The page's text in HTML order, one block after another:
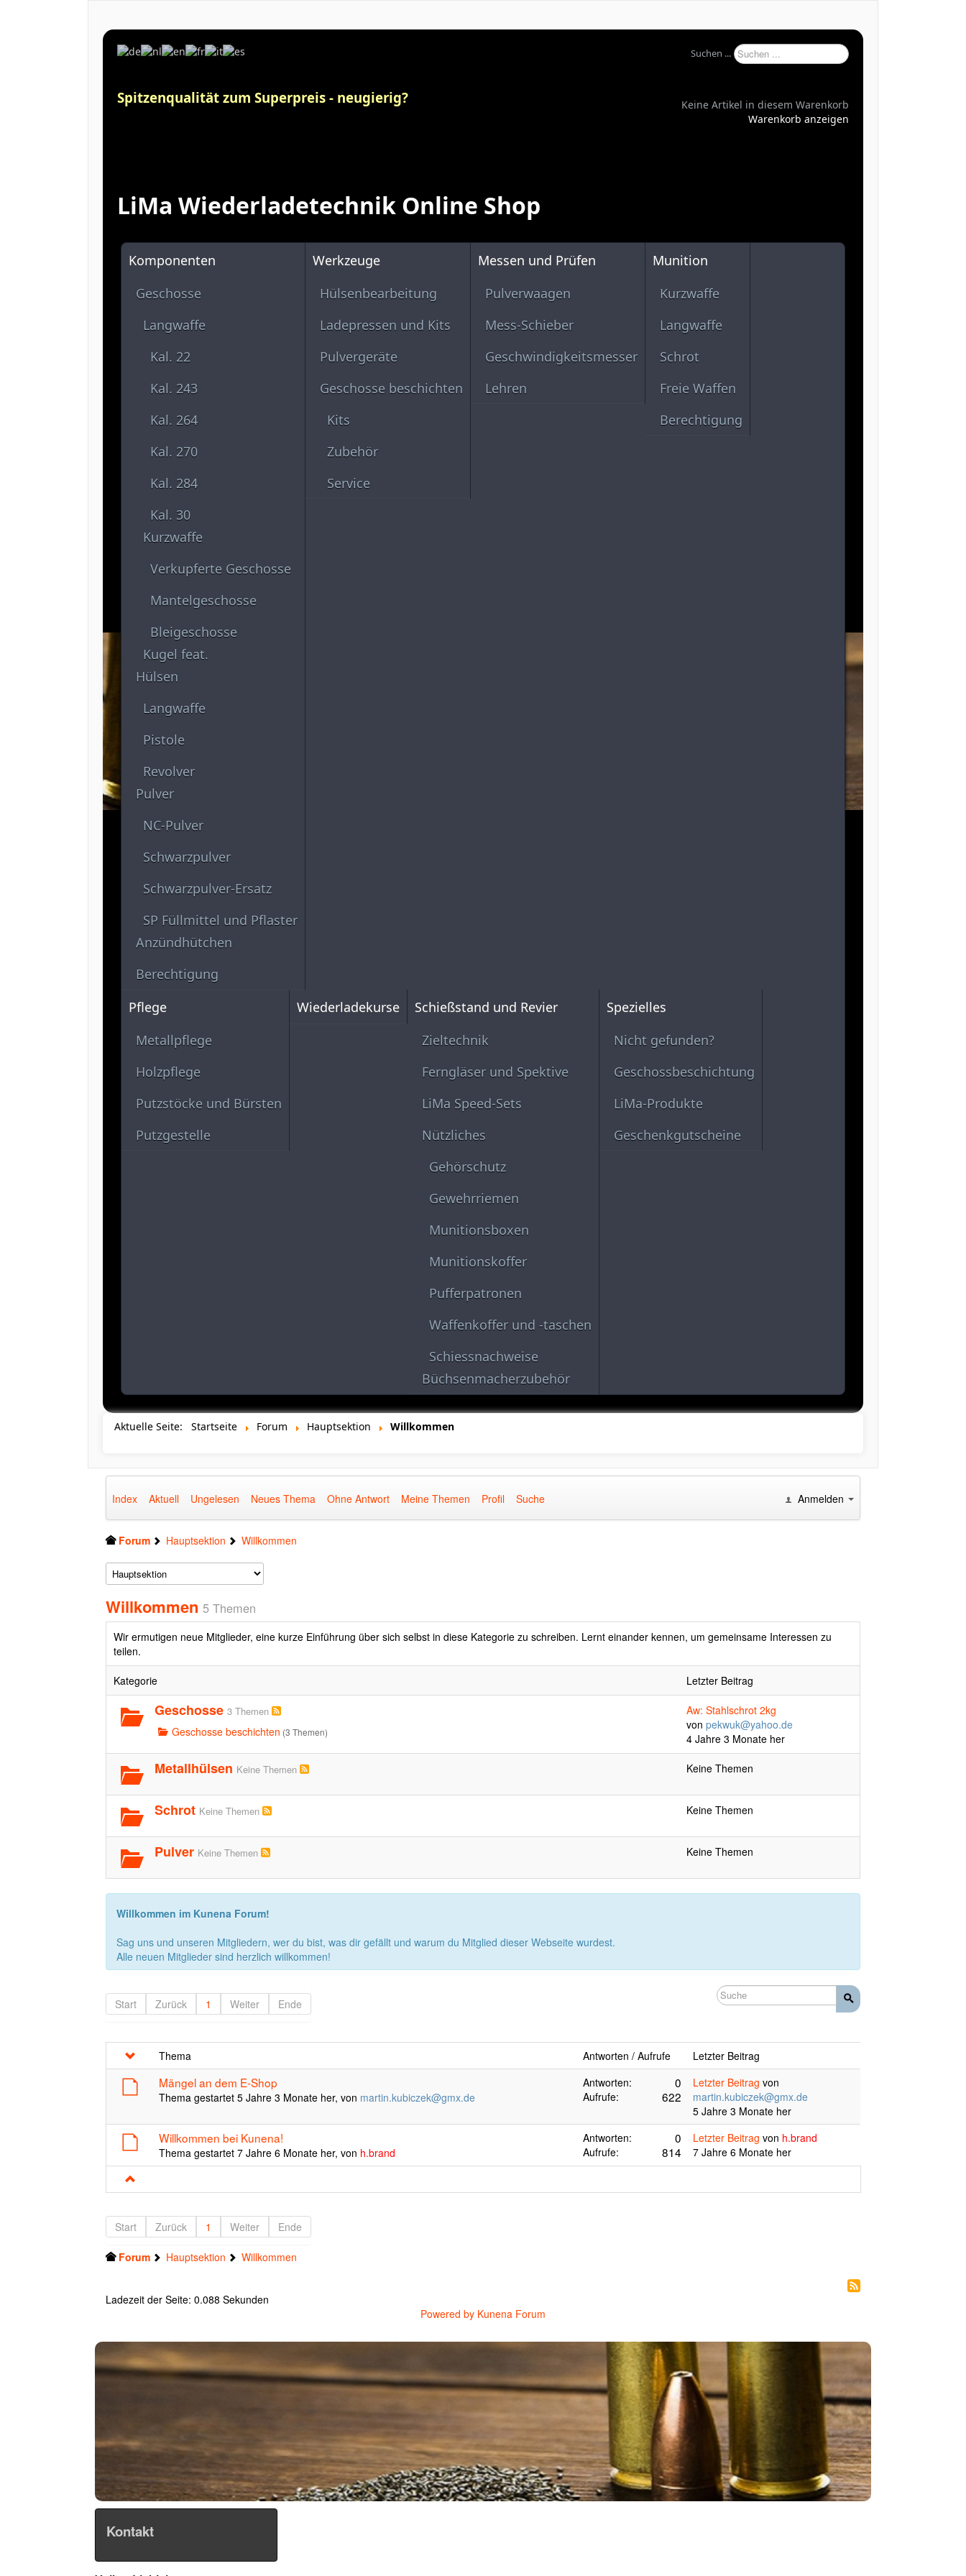
Spitzenqualität zum Superpreis - neugierig?
Suchen ...
Keine Artikel in diesem Warenkorb
Warenkorb anzeigen
LiMa Wiederladetechnik Online Shop
Komponenten
Geschosse
Langwaffe
Kal. 22
Kal. 243
Kal. 264
Kal. 270
Kal. 284
Kal. 30
Kurzwaffe
Verkupferte Geschosse
Mantelgeschosse
Bleigeschosse
Kugel feat.
Hülsen
Langwaffe
Pistole
Revolver
Pulver
NC-Pulver
Schwarzpulver
Schwarzpulver-Ersatz
SP Füllmittel und Pflaster
Anzündhütchen
Berechtigung
Werkzeuge
Hülsenbearbeitung
Ladepressen und Kits
Pulvergeräte
Geschosse beschichten
Kits
Zubehör
Service
Messen und Prüfen
Pulverwaagen
Mess-Schieber
Geschwindigkeitsmesser
Lehren
Munition
Kurzwaffe
Langwaffe
Schrot
Freie Waffen
Berechtigung
Pflege
Metallpflege
Holzpflege
Putzstöcke und Bürsten
Putzgestelle
Wiederladekurse
Schießstand und Revier
Zieltechnik
Ferngläser und Spektive
LiMa Speed-Sets
Nützliches
Gehörschutz
Gewehrriemen
Munitionsboxen
Munitionskoffer
Pufferpatronen
Waffenkoffer und -taschen
Schiessnachweise
Büchsenmacherzubehör
Spezielles
Nicht gefunden?
Geschossbeschichtung
LiMa-Produkte
Geschenkgutscheine
Aktuelle Seite: Startseite Forum Hauptsektion Willkommen
Index Aktuell Ungelesen Neues Thema Ohne Antwort Meine Themen Profil Suche Anmelden
Forum Hauptsektion Willkommen
Willkommen 5 Themen
Wir ermutigen neue Mitglieder, eine kurze Einführung über sich selbst in diese Kategorie zu schreiben. Lernt einander kennen, um gemeinsame Interessen zu
teilen.
Kategorie Letzter Beitrag
Geschosse 3 Themen
Geschosse beschichten (3 Themen)
Aw: Stahlschrot 2kg
von pekwuk@yahoo.de
4 Jahre 3 Monate her
Metallhülsen Keine Themen Keine Themen
Schrot Keine Themen Keine Themen
Pulver Keine Themen Keine Themen
Willkommen im Kunena Forum!
Sag uns und unseren Mitgliedern, wer du bist, was dir gefällt und warum du Mitglied dieser Webseite wurdest.
Alle neuen Mitglieder sind herzlich willkommen!
Start Zurück 1 Weiter Ende
Thema Antworten / Aufrufe Letzter Beitrag
Mängel an dem E-Shop
Thema gestartet 5 Jahre 3 Monate her, von martin.kubiczek@gmx.de
Antworten: 0
Aufrufe: 622
Letzter Beitrag von
martin.kubiczek@gmx.de
5 Jahre 3 Monate her
Willkommen bei Kunena!
Thema gestartet 7 Jahre 6 Monate her, von h.brand
Antworten: 0
Aufrufe: 814
Letzter Beitrag von h.brand
7 Jahre 6 Monate her
Start Zurück 1 Weiter Ende
Forum Hauptsektion Willkommen
Ladezeit der Seite: 0.088 Sekunden
Powered by Kunena Forum
Kontakt